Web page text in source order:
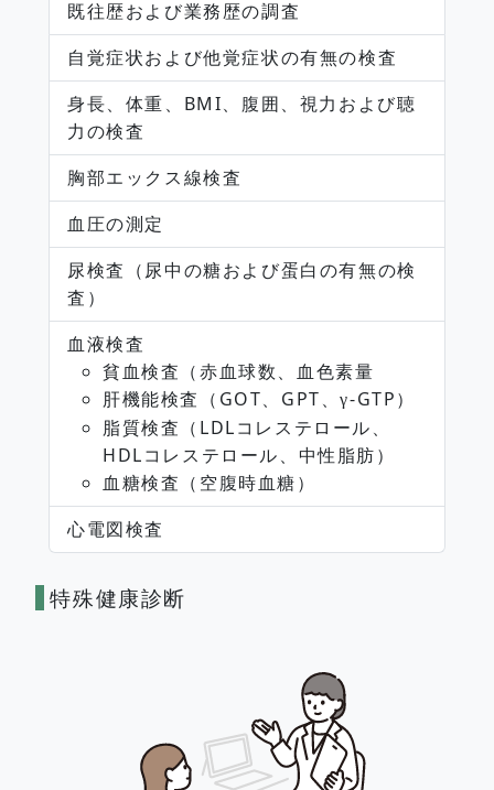
既往歴および業務歴の調査
自覚症状および他覚症状の有無の検査
身長、体重、BMI、腹囲、視力および聴
力の検査
胸部エックス線検査
血圧の測定
尿検査（尿中の糖および蛋白の有無の検
査）
血液検査
貧血検査（赤血球数、血色素量
肝機能検査（GOT、GPT、γ-GTP）
脂質検査（LDLコレステロール、
HDLコレステロール、中性脂肪）
血糖検査（空腹時血糖）
心電図検査
特殊健康診断